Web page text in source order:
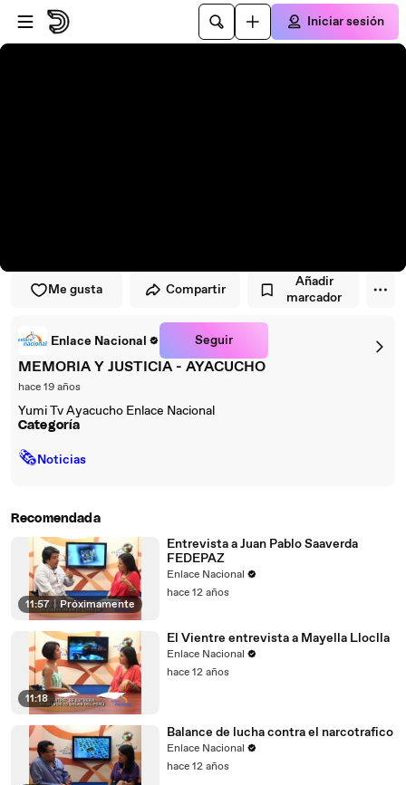
Saltar al reproductor
Saltar al contenido principal
Iniciar sesión
Me gusta Compartir
Añadir
marcador
Enlace Nacional Seguir
MEMORIA Y JUSTICIA - AYACUCHO
hace 19 años
Yumi Tv Ayacucho Enlace Nacional
Categoría
🗞Noticias
Recomendada
11:57 | Próximamente
Entrevista a Juan Pablo Saaverda
FEDEPAZ
Enlace Nacional
hace 12 años
11:18
El Vientre entrevista a Mayella Lloclla
Enlace Nacional
hace 12 años
Balance de lucha contra el narcotrafico
Enlace Nacional
hace 12 años